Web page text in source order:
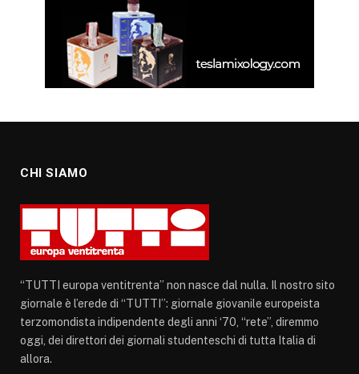
CHI SIAMO
“TUTTI europa ventitrenta” non nasce dal nulla. Il nostro sito
giornale è l’erede di “TUTTI”: giornale giovanile europeista
terzomondista indipendente degli anni ‘70, “rete”, diremmo
oggi, dei direttori dei giornali studenteschi di tutta Italia di
allora.